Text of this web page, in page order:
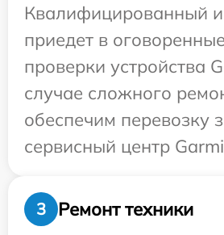
Квалифицированный
приедет в
проверки устройства
случае сложного
обеспечим перевозку
сервисный центр
3
Ремонт техники